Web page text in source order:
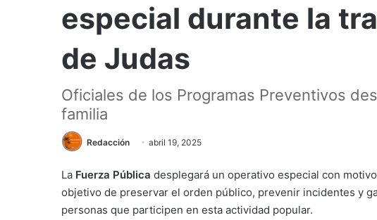
especial durante la
de Judas
Oficiales de los Programas Preventivos
familia
Redacción abril 19, 2025
La Fuerza Pública desplegará un operativo especial con
objetivo de preservar el orden público, prevenir incidentes y
personas que participen en esta actividad popular.